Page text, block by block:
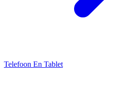
Telefoon En Tablet